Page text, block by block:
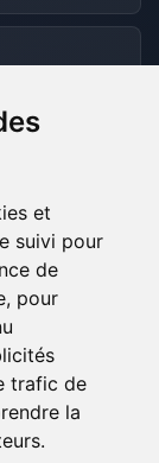
et
suivi pour
de
pour
trafic de
la